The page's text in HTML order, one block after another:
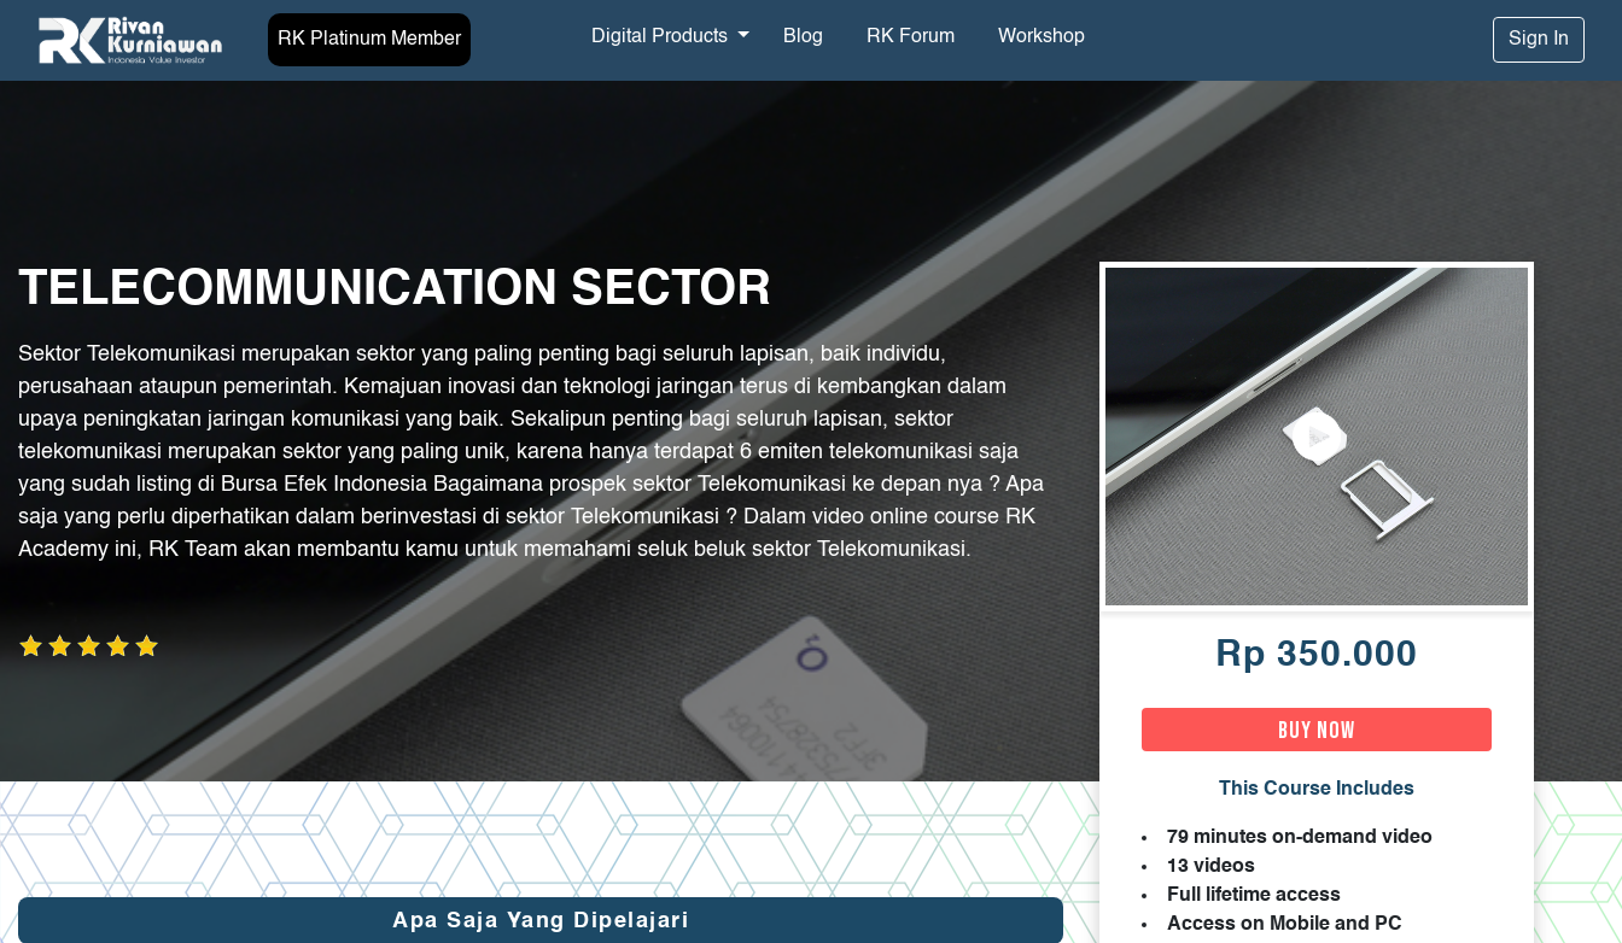
RK Platinum Member Digital Products Blog RK Forum Workshop Sign In
TELECOMMUNICATION SECTOR
Sektor Telekomunikasi merupakan sektor yang paling penting bagi seluruh lapisan, baik individu,
perusahaan ataupun pemerintah. Kemajuan inovasi dan teknologi jaringan terus di kembangkan dalam
upaya peningkatan jaringan komunikasi yang baik. Sekalipun penting bagi seluruh lapisan, sektor
telekomunikasi merupakan sektor yang paling unik, karena hanya terdapat 6 emiten telekomunikasi saja
yang sudah listing di Bursa Efek Indonesia Bagaimana prospek sektor Telekomunikasi ke depan nya ? Apa
saja yang perlu diperhatikan dalam berinvestasi di sektor Telekomunikasi ? Dalam video online course RK
Academy ini, RK Team akan membantu kamu untuk memahami seluk beluk sektor Telekomunikasi.
Apa Saja Yang Dipelajari
Rp 350.000
Buy Now
This Course Includes
79 minutes on-demand video
13 videos
Full lifetime access
Access on Mobile and PC